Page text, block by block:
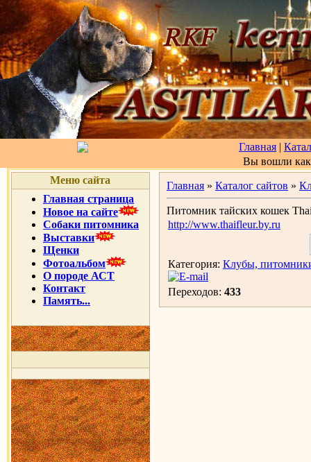
Главная |
Вы вошли
Меню сайта
Главная страница
Новое на сайте
Собаки питомника
Выставки
Щенки
Фотоальбом
О породе АСТ
Контакт
Память...
Главная » Каталог сайтов »
Питомник тайских кошек
http://www.thaifleur.by.ru
Категория: Клубы,
Переходов: 433